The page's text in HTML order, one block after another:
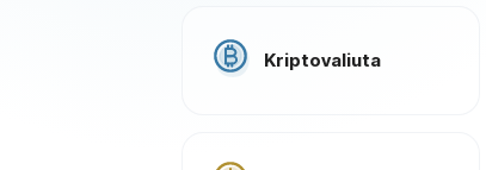
Kriptovaliuta